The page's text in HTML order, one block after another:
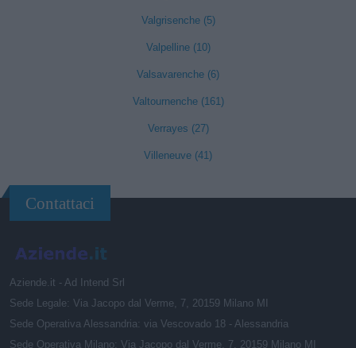
Valgrisenche (5)
Valpelline (10)
Valsavarenche (6)
Valtournenche (161)
Verrayes (27)
Villeneuve (41)
Contattaci
Aziende.it - Ad Intend Srl
Sede Legale: Via Jacopo dal Verme, 7, 20159 Milano MI
Sede Operativa Alessandria: via Vescovado 18 - Alessandria
Sede Operativa Milano: Via Jacopo dal Verme, 7, 20159 Milano MI